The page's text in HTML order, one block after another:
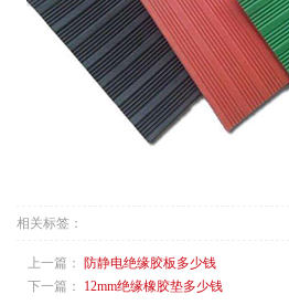
相关标签：
上一篇： 防静电绝缘胶板多少钱
下一篇： 12mm绝缘橡胶垫多少钱